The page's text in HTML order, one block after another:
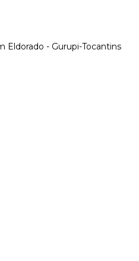
Eldorado - Gurupi-Tocantins